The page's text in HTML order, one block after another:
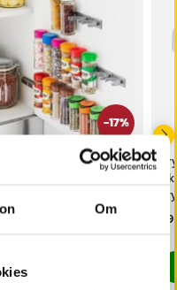
Om
-17%
kryddhylla
pris
119 kr
/